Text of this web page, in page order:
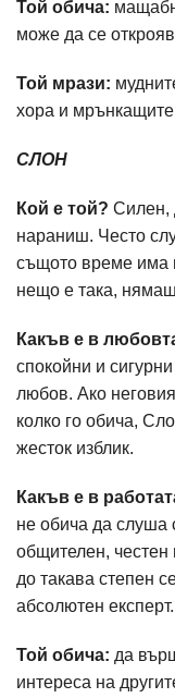
Той обича:
може да се
Той мрази:
хора и мрънкащите
СЛОН
Кой е той? Силен,
нараниш. Често
същото време има
нещо е така,
Какъв е в
спокойни и
любов. Ако
колко го обича,
жесток изблик.
Какъв е в
не обича да слуша
общителен, честен
до такава степен
абсолютен експерт.
Той обича: да
интереса на